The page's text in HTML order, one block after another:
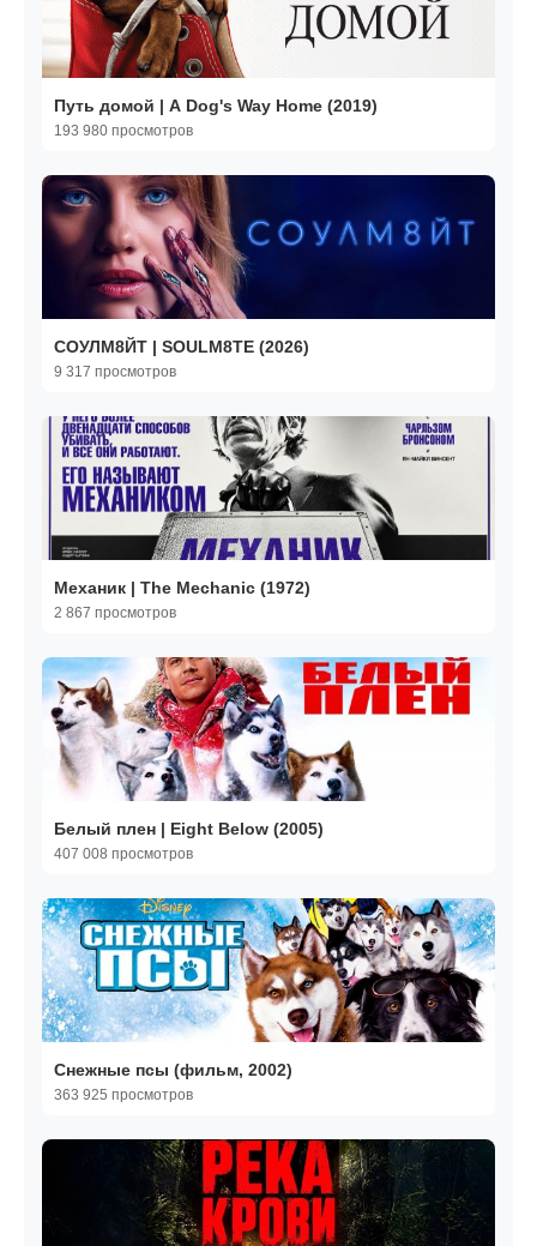
Путь домой | A Dog's Way Home (2019)
193 980 просмотров
СОУЛМ8ЙТ | SOULM8TE (2026)
9 317 просмотров
Механик | The Mechanic (1972)
2 867 просмотров
Белый плен | Eight Below (2005)
407 008 просмотров
Снежные псы (фильм, 2002)
363 925 просмотров